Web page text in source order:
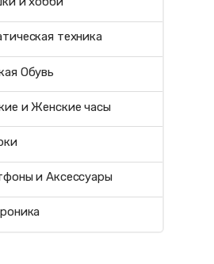
техника
Обувь
и Женские часы
и Аксессуары